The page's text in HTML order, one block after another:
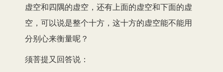
虚空和四隅的虚空，还有上面的虚空和下面的虚
空，可以说是整个十方，这十方的虚空能不能用
分别心来衡量呢？
须菩提又回答说：